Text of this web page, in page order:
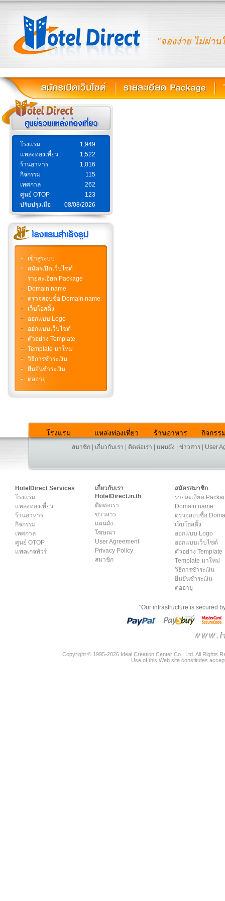
"จองง่าย ไม่ผ่าน
โรงแรม
1,949
แหล่งท่องเที่ยว
1,522
ร้านอาหาร
1,016
กิจกรรม
115
เทศกาล
262
ศูนย์ OTOP
123
ปรับปรุงเมื่อ
08/08/2026
เข้าสู่ระบบ
สมัครเปิดเว็บไซต์
รายละเอียด Package
Domain name
ตรวจสอบชื่อ Domain name
เว็บโฮสติ้ง
ออกแบบ Logo
ออกแบบเว็บไซต์
ตัวอย่าง Template
Template มาใหม่
วิธีการชำระเงิน
ยืนยันชำระเงิน
ต่ออายุ
โรงแรม แหล่งท่องเที่ยว ร้านอาหาร กิจกรร
สมาชิก เกี่ยวกับเรา ติดต่อเรา แผนผัง ข่าวสาร User
HotelDirect Services
โรงแรม
แหล่งท่องเที่ยว
ร้านอาหาร
กิจกรรม
เทศกาล
ศูนย์ OTOP
แพคเกจทัวร์
เกี่ยวกับเรา
HotelDirect.in.th
ติดต่อเรา
ข่าวสาร
แผนผัง
โฆษณา
User Agreement
Privacy Policy
สมาชิก
สมัครสมาชิก
รายละเอียด
Domain name
ตรวจสอบชื่อ
เว็บโฮสติ้ง
ออกแบบ Logo
ออกแบบเว็บไซต์
ตัวอย่าง Template
Template มาใหม่
วิธีการชำระเงิน
ยืนยันชำระเงิน
ต่ออายุ
"Our infrastructure is secured
Copyright © 1995-2026 Ideal Creation Center Co., Ltd. All Rights
Use of this Web site constitutes